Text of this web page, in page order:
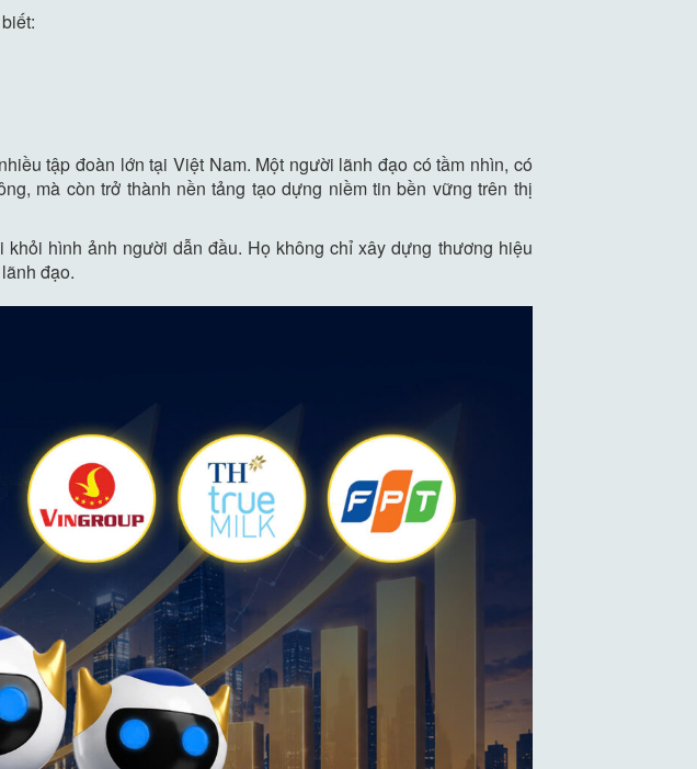
tập đoàn lớn tại Việt Nam. Một người lãnh đạo có tầm nhìn, có
mà còn trở thành nền tảng tạo dựng niềm tin bền vững trên thị
hình ảnh người dẫn đầu. Họ không chỉ xây dựng thương hiệu
đạo.